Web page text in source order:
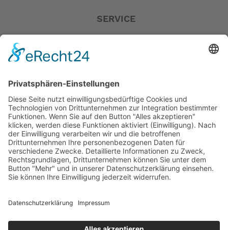
SERVICE
Impressum
AGB
Öffnungszeiten
Versandpartner
Verfügbarkeiten
Zahlung und Versand
Datenschutz
Widerrufsrecht bei Reparatur